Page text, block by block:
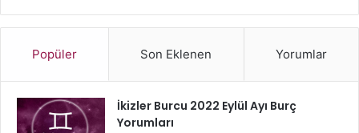
Popüler Son Eklenen Yorumlar
İkizler Burcu 2022 Eylül Ayı Burç
Yorumları